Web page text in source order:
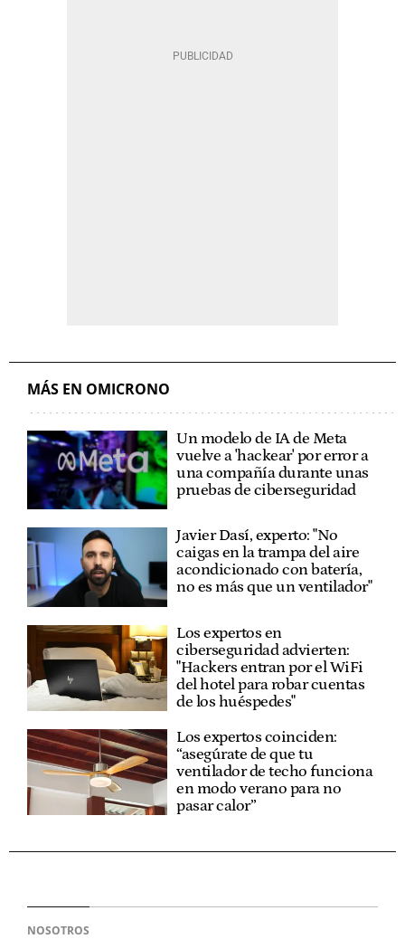
MÁS EN OMICRONO
Un modelo de IA de Meta
vuelve a 'hackear' por error a
una compañía durante unas
pruebas de ciberseguridad
Javier Dasí, experto: "No
caigas en la trampa del aire
acondicionado con batería,
no es más que un ventilador"
Los expertos en
ciberseguridad advierten:
"Hackers entran por el WiFi
del hotel para robar cuentas
de los huéspedes"
Los expertos coinciden:
“asegúrate de que tu
ventilador de techo funciona
en modo verano para no
pasar calor”
NOSOTROS